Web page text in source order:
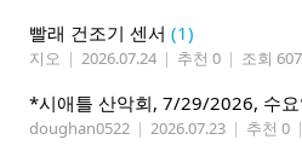
빨래 건조기 센서 (1)
지오 | 2026.07.24 | 추천 0 | 조회 607
doughan0522 | 2026.07.23 | 추천 0 |